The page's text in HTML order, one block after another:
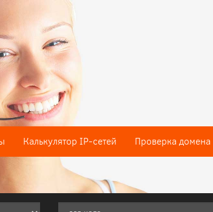
Калькулятор IP-сетей Проверка домена